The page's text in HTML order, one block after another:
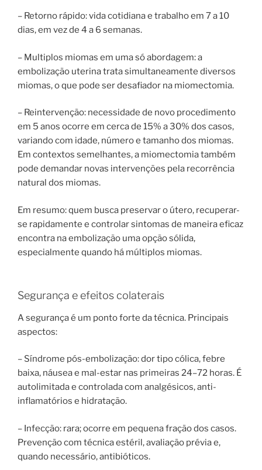
– Retorno rápido: vida cotidiana e trabalho em 7 a 10
dias, em vez de 4 a 6 semanas.
– Multiplos miomas em uma só abordagem: a
embolização uterina trata simultaneamente diversos
miomas, o que pode ser desafiador na miomectomia.
– Reintervenção: necessidade de novo procedimento
em 5 anos ocorre em cerca de 15% a 30% dos casos,
variando com idade, número e tamanho dos miomas.
Em contextos semelhantes, a miomectomia também
pode demandar novas intervenções pela recorrência
natural dos miomas.
Em resumo: quem busca preservar o útero, recuperar-
se rapidamente e controlar sintomas de maneira eficaz
encontra na embolização uma opção sólida,
especialmente quando há múltiplos miomas.
Segurança e efeitos colaterais
A segurança é um ponto forte da técnica. Principais
aspectos:
– Síndrome pós-embolização: dor tipo cólica, febre
baixa, náusea e mal-estar nas primeiras 24–72 horas. É
autolimitada e controlada com analgésicos, anti-
inflamatórios e hidratação.
– Infecção: rara; ocorre em pequena fração dos casos.
Prevenção com técnica estéril, avaliação prévia e,
quando necessário, antibióticos.